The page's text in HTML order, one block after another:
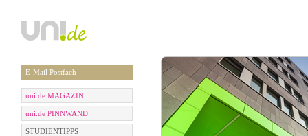
E-Mail Postfach
uni.de MAGAZIN
uni.de PINNWAND
STUDIENTIPPS